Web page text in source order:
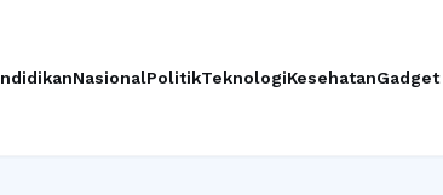
NasionalPolitikTeknologiKesehatanGadget